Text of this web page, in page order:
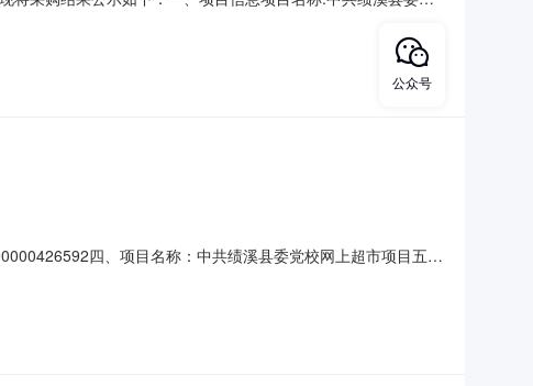
元）:2999（人民币）成交供应商
四、项目名称：中共绩溪县委党校网上超市项目五、
标的信息：主要标的名称：金山WPSOffic
公众号